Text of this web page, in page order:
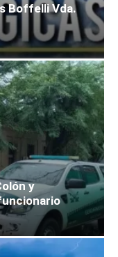
Boffelli Vda.
y